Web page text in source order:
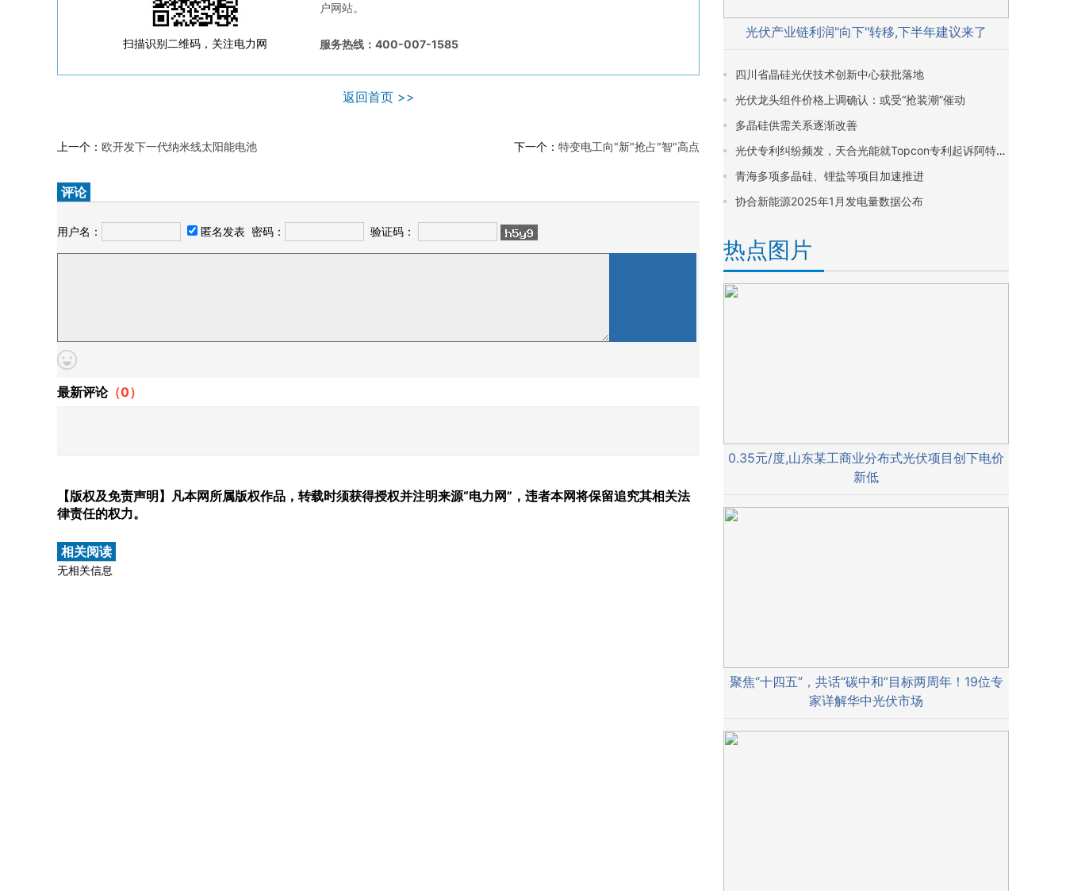
扫描识别二维码，关注电力网
户网站。
服务热线：400-007-1585
返回首页 >>
上一个： 欧开发下一代纳米线太阳能电池 下一个： 特变电工向"新"抢占"智"高点
评论
用户名： 匿名发表 密码： 验证码：
最新评论（0）
【版权及免责声明】凡本网所属版权作品，转载时须获得授权并注明来源“电力网”，违者本网将保留追究其相关法
律责任的权力。
相关阅读
无相关信息
光伏产业链利润"向下"转移,下半年建议来了
四川省晶硅光伏技术创新中心获批落地
光伏龙头组件价格上调确认：或受“抢装潮”催动
多晶硅供需关系逐渐改善
光伏专利纠纷频发，天合光能就Topcon专利起诉阿特斯侵权
青海多项多晶硅、锂盐等项目加速推进
协合新能源2025年1月发电量数据公布
热点图片
0.35元/度,山东某工商业分布式光伏项目创下电价
新低
聚焦“十四五”，共话“碳中和”目标两周年！19位专
家详解华中光伏市场